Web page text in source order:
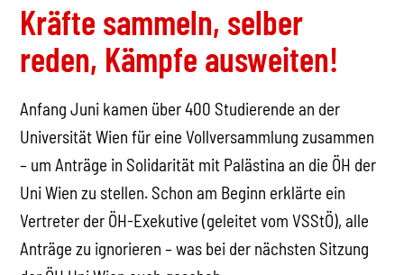
Kräfte sammeln, selber
reden, Kämpfe ausweiten!
Anfang Juni kamen über 400 Studierende an der
Universität Wien für eine Vollversammlung zusammen
– um Anträge in Solidarität mit Palästina an die ÖH der
Uni Wien zu stellen. Schon am Beginn erklärte ein
Vertreter der ÖH-Exekutive (geleitet vom VSStÖ), alle
Anträge zu ignorieren – was bei der nächsten Sitzung